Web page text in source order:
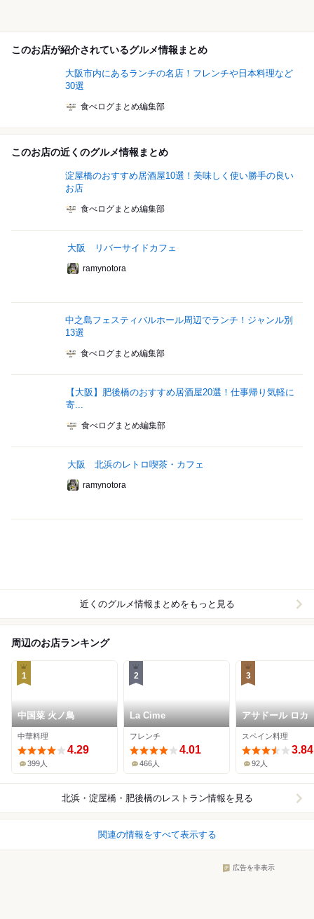
このお店が紹介されているグルメ情報まとめ
大阪市内にあるランチの名店！フレンチや日本料理など
30選
食べログまとめ編集部
このお店の近くのグルメ情報まとめ
淀屋橋のおすすめ居酒屋10選！美味しく使い勝手の良い
お店
食べログまとめ編集部
大阪 リバーサイドカフェ
ramynotora
中之島フェスティバルホール周辺でランチ！ジャンル別
13選
食べログまとめ編集部
【大阪】肥後橋のおすすめ居酒屋20選！仕事帰り気軽に
寄...
食べログまとめ編集部
大阪 北浜のレトロ喫茶・カフェ
ramynotora
近くのグルメ情報まとめをもっと見る
周辺のお店ランキング
1
中国菜 火ノ鳥
中華料理
4.29
399人
2
La Cime
フレンチ
4.01
466人
3
アサドール ロカ
スペイン料理
3.84
92人
北浜・淀屋橋・肥後橋のレストラン情報を見る
関連の情報をすべて表示する
広告を非表示